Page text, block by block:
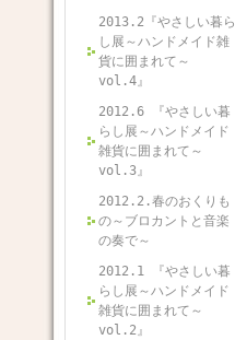
2013.2『やさしい暮ら
し展～ハンドメイド雑
貨に囲まれて～
vol.4』
2012.6 『やさしい暮
らし展～ハンドメイド
雑貨に囲まれて～
vol.3』
2012.2.春のおくりも
の～ブロカントと音楽
の奏で～
2012.1 『やさしい暮
らし展～ハンドメイド
雑貨に囲まれて～
vol.2』